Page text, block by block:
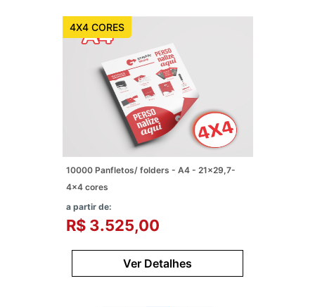
4X4 CORES
10000 Panfletos/ folders - A4 - 21x29,7-
4x4 cores
a partir de:
R$ 3.525,00
Ver Detalhes